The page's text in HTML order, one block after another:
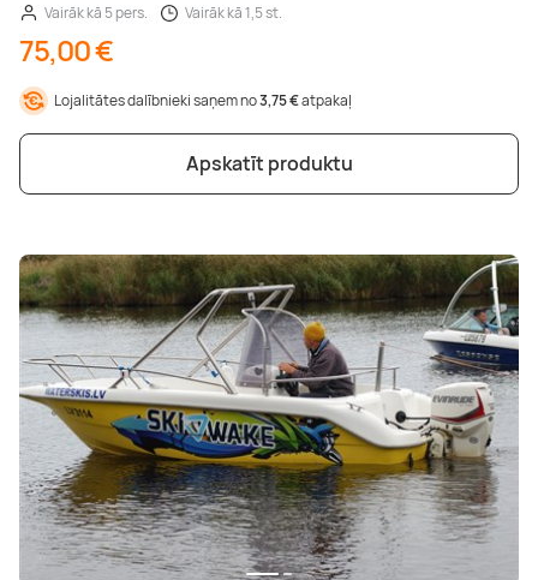
Vairāk kā 5 pers.
Vairāk kā 1,5 st.
75,00 €
Lojalitātes dalībnieki saņem no3,75 €atpakaļ
Apskatīt produktu